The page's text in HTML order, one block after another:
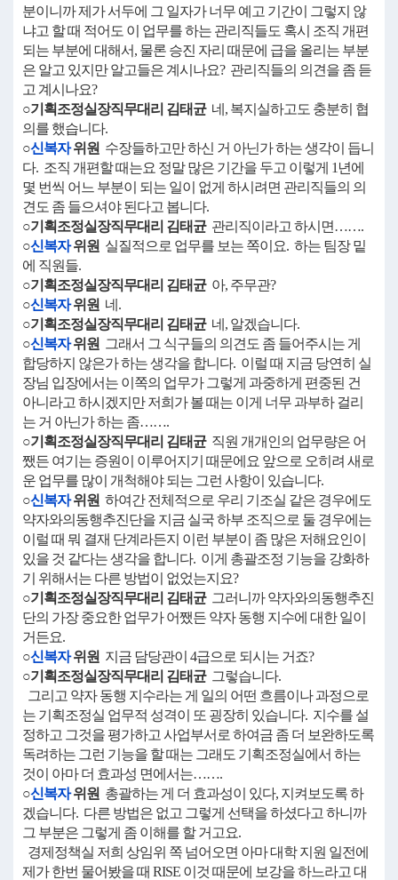
분이니까 제가 서두에 그 일자가 너무 예고 기간이 그렇지 않
냐고 할 때 적어도 이 업무를 하는 관리직들도 혹시 조직 개편
되는 부분에 대해서, 물론 승진 자리 때문에 급을 올리는 부분
은 알고 있지만 알고들은 계시나요? 관리직들의 의견을 좀 듣
고 계시나요?
○기획조정실장직무대리 김태균네, 복지실하고도 충분히 협
의를 했습니다.
○신복자위원 수장들하고만 하신 거 아닌가 하는 생각이 듭니
다. 조직 개편할 때는요 정말 많은 기간을 두고 이렇게 1년에
몇 번씩 어느 부분이 되는 일이 없게 하시려면 관리직들의 의
견도 좀 들으셔야 된다고 봅니다.
○기획조정실장직무대리 김태균관리직이라고 하시면…….
○신복자위원 실질적으로 업무를 보는 쪽이요. 하는 팀장 밑
에 직원들.
○기획조정실장직무대리 김태균아, 주무관?
○신복자위원 네.
○기획조정실장직무대리 김태균네, 알겠습니다.
○신복자위원 그래서 그 식구들의 의견도 좀 들어주시는 게
합당하지 않은가 하는 생각을 합니다. 이럴 때 지금 당연히 실
장님 입장에서는 이쪽의 업무가 그렇게 과중하게 편중된 건
아니라고 하시겠지만 저희가 볼 때는 이게 너무 과부하 걸리
는 거 아닌가 하는 좀…….
○기획조정실장직무대리 김태균직원 개개인의 업무량은 어
쨌든 여기는 증원이 이루어지기 때문에요 앞으로 오히려 새로
운 업무를 많이 개척해야 되는 그런 사항이 있습니다.
○신복자위원 하여간 전체적으로 우리 기조실 같은 경우에도
약자와의동행추진단을 지금 실국 하부 조직으로 둘 경우에는
이럴 때 뭐 결재 단계라든지 이런 부분이 좀 많은 저해요인이
있을 것 같다는 생각을 합니다. 이게 총괄조정 기능을 강화하
기 위해서는 다른 방법이 없었는지요?
○기획조정실장직무대리 김태균그러니까 약자와의동행추진
단의 가장 중요한 업무가 어쨌든 약자 동행 지수에 대한 일이
거든요.
○신복자위원 지금 담당관이 4급으로 되시는 거죠?
○기획조정실장직무대리 김태균그렇습니다.
그리고 약자 동행 지수라는 게 일의 어떤 흐름이나 과정으로
는 기획조정실 업무적 성격이 또 굉장히 있습니다. 지수를 설
정하고 그것을 평가하고 사업부서로 하여금 좀 더 보완하도록
독려하는 그런 기능을 할 때는 그래도 기획조정실에서 하는
것이 아마 더 효과성 면에서는…….
○신복자위원 총괄하는 게 더 효과성이 있다, 지켜보도록 하
겠습니다. 다른 방법은 없고 그렇게 선택을 하셨다고 하니까
그 부분은 그렇게 좀 이해를 할 거고요.
경제정책실 저희 상임위 쪽 넘어오면 아마 대학 지원 일전에
제가 한번 물어봤을 때 RISE 이것 때문에 보강을 하느라고 대